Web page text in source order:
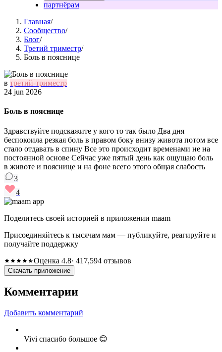
партнёрам
Главная/
Сообщество/
Блог/
Третий триместр/
Боль в пояснице
в третий-триместр
24 jun 2026
Боль в пояснице
Здравствуйте подскажите у кого то так было Два дня
беспокоила резкая боль в правом боку внизу живота потом все
стало отдавать в спину Все это происходит временами не на
постоянной основе Сейчас уже пятый день как ощущаю боль
в животе и пояснице и на фоне всего этого общая слабость
3
4
Поделитесь своей историей в приложении maam
Присоединяйтесь к тысячам мам — публикуйте, реагируйте и
получайте поддержку
Оценка 4.8· 417,594 отзывов
Скачать приложение
Комментарии
Добавить комментарий
Vivi спасибо большое 😊